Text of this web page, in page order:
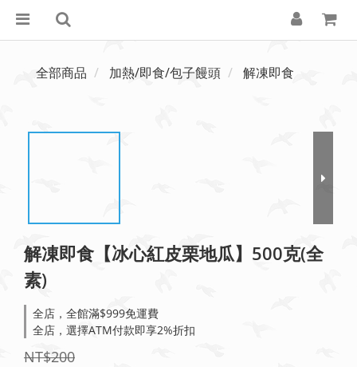
全部商品 加熱/即食/包子饅頭 解凍即食
解凍即食【冰心紅皮栗地瓜】500克(全
素)
全店，全館滿$999免運費
全店，選擇ATM付款即享2%折扣
NT$200